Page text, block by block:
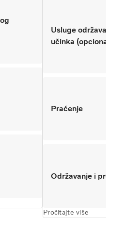
Usluge održavanja
učinka (opcionalno)
Praćenje
Održavanje i
Pročitajte više